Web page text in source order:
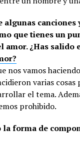
algunas canciones
que tienes un
amor. ¿Has salido
nos vamos
varias cosas
el tema.
prohibido.
la forma de